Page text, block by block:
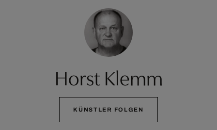
Horst Klemm
KÜNSTLER FOLGEN